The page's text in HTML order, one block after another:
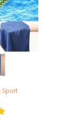
Sport